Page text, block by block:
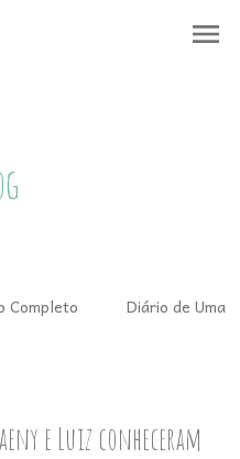
menu
Completo Diário de Uma
e Luiz conheceram